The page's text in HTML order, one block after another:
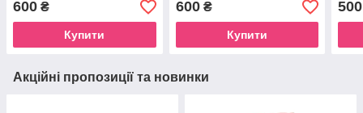
600 ₴
Купити
600₴
Купити
500
Акційні пропозиції та новинки